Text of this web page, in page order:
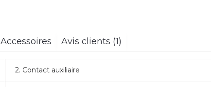
Accessoires Avis clients (1)
2. Contact auxiliaire